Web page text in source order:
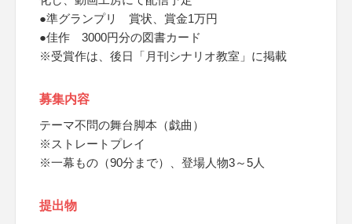
●準グランプリ 賞状、賞金1万円
●佳作 3000円分の図書カード
※受賞作は、後日「月刊シナリオ教室」に掲載
募集内容
テーマ不問の舞台脚本（戯曲）
※ストレートプレイ
※一幕もの（90分まで）、登場人物3～5人
提出物